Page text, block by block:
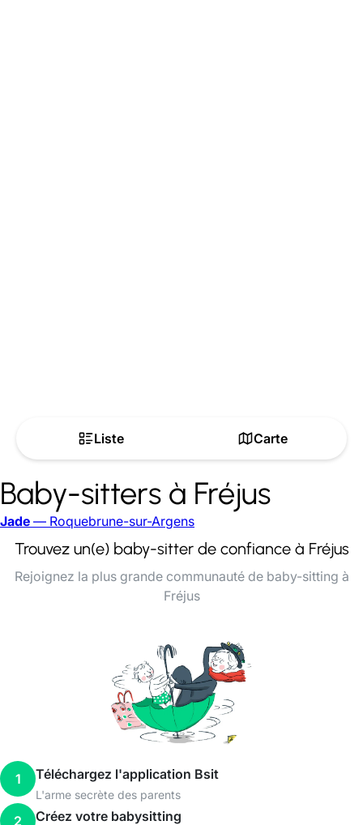
Liste Carte
Baby-sitters à Fréjus
Jade — Roquebrune-sur-Argens
Trouvez un(e) baby-sitter de confiance à Fréjus
Rejoignez la plus grande communauté de baby-sitting à
Fréjus
1 Téléchargez l'application Bsit
L'arme secrète des parents
2 Créez votre babysitting